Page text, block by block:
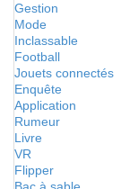
Gestion
Mode
Inclassable
Football
Jouets connectés
Enquête
Application
Rumeur
Livre
VR
Flipper